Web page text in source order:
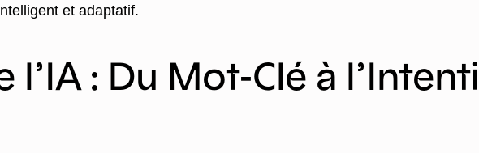
et adaptatif.
l’IA : Du Mot-Clé à